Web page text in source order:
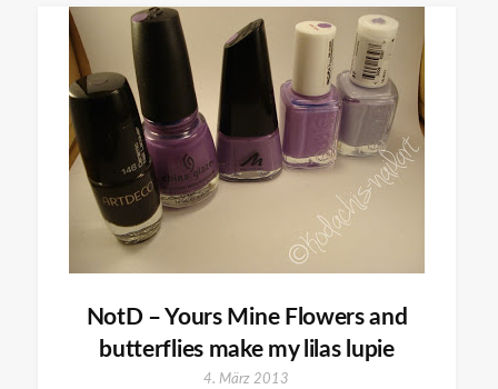
NotD – Yours Mine Flowers and
butterflies make my lilas lupie
4. März 2013